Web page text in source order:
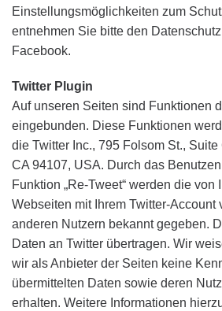
Einstellungsmöglichkeiten zum
entnehmen Sie bitte den
Facebook.
Twitter Plugin
Auf unseren Seiten sind Funktionen
eingebunden. Diese Funktionen
die Twitter Inc., 795 Folsom St.,
CA 94107, USA. Durch das
Funktion „Re-Tweet“ werden die von
Webseiten mit Ihrem Twitter-Account
anderen Nutzern bekannt gegeben.
Daten an Twitter übertragen. Wir
wir als Anbieter der Seiten keine
übermittelten Daten sowie deren
erhalten. Weitere Informationen